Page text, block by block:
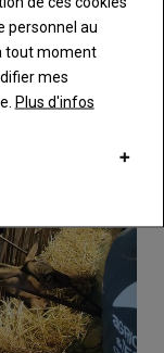
personnel au
tout moment
mes
Plus d'infos